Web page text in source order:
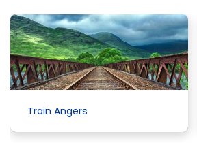
Train Angers